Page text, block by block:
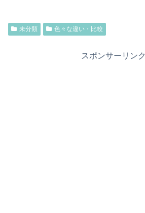
未分類 色々な違い・比較
スポンサーリンク